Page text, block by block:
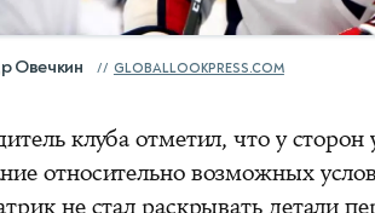
Овечкин GLOBALLOOKPRESS.COM
клуба отметил, что у
относительно возможных